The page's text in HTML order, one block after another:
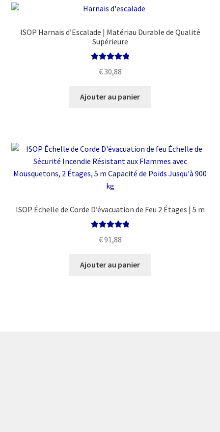
ISOP Harnais d’Escalade | Matériau Durable de Qualité
Supérieure
€30,88
Ajouter au panier
ISOP Échelle de Corde D’évacuation de Feu 2 Étages | 5 m
€91,88
Ajouter au panier